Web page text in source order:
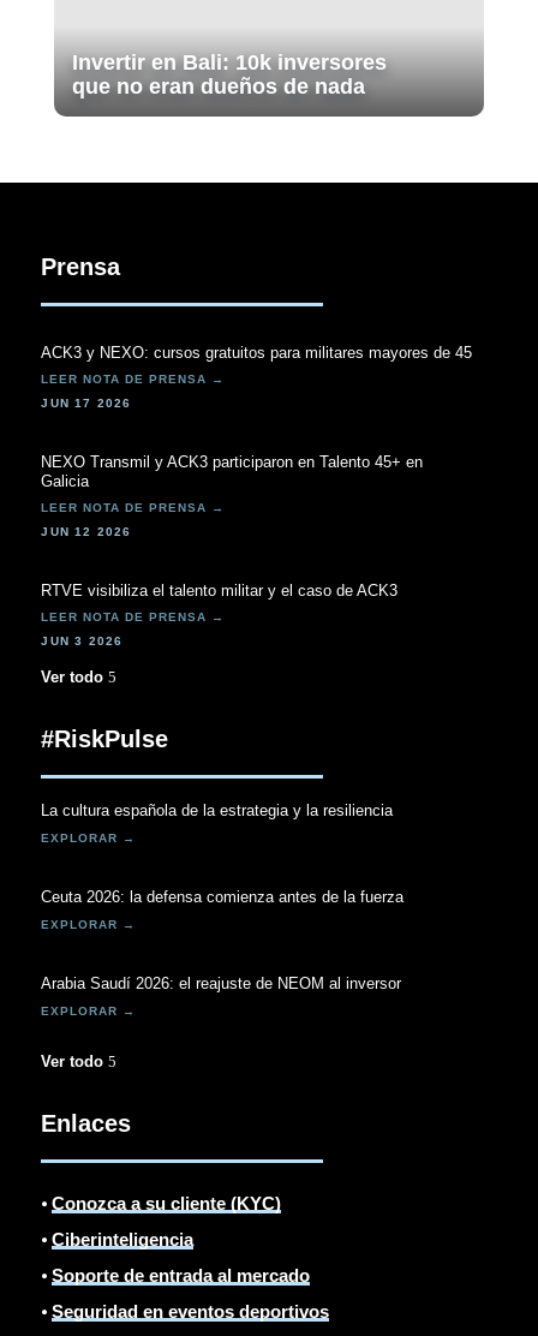
Invertir en Bali: 10k inversores
que no eran dueños de nada
Prensa
ACK3 y NEXO: cursos gratuitos para militares mayores de 45
JUN 17 2026
NEXO Transmil y ACK3 participaron en Talento 45+ en
Galicia
JUN 12 2026
RTVE visibiliza el talento militar y el caso de ACK3
JUN 3 2026
Ver todo
#RiskPulse
La cultura española de la estrategia y la resiliencia
Ceuta 2026: la defensa comienza antes de la fuerza
Arabia Saudí 2026: el reajuste de NEOM al inversor
Ver todo
Enlaces
⦁Conozca a su cliente (KYC)
⦁Ciberinteligencia
⦁Soporte de entrada al mercado
⦁Seguridad en eventos deportivos